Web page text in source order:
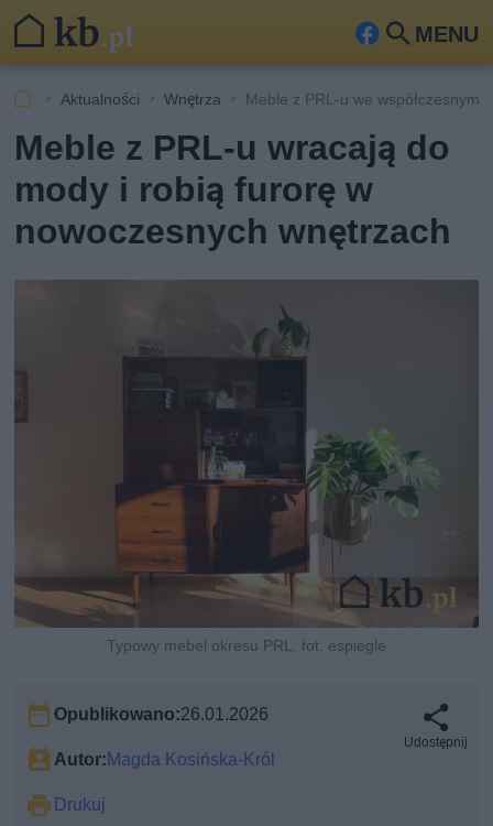
MENU
Fa
ook
Szu
Aktualności Wnętrza Meble z PRL-u we współczesnym
Meble z PRL-u wracają do
mody i robią furorę w
nowoczesnych wnętrzach
Typowy mebel okresu PRL, fot. espiegle
Opublikowano:26.01.2026
Autor:Magda Kosińska-Król
Drukuj
Udostępnij